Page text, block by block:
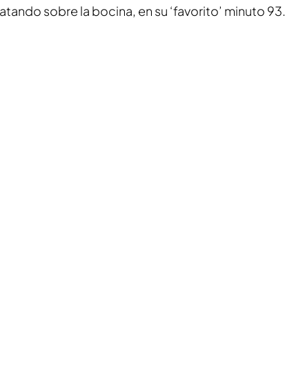
sobre la bocina, en su ‘favorito’ minuto 93.